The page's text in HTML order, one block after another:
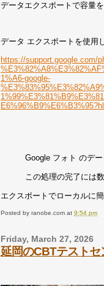
データエクスポートで容量
データ エクスポートを使用
https://support.google.com/
1%A6-google-
Google フォト のデ
この処理の完了には
エクスポートでローカルに
Posted byranobe.com at9:54 pm
Friday, March 27, 2026
延岡のCBTテスト